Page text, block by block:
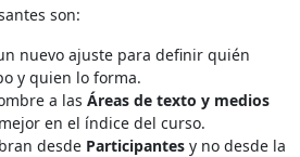
son:
nuevo ajuste para definir quién
y quien lo forma.
a las Áreas de texto y medios
en el índice del curso.
desde Participantes y no desde la